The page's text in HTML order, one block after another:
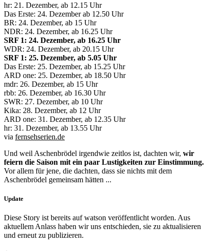
hr: 21. Dezember, ab 12.15 Uhr
Das Erste: 24. Dezember ab 12.50 Uhr
BR: 24. Dezember, ab 15 Uhr
NDR: 24. Dezember, ab 16.25 Uhr
SRF 1: 24. Dezember, ab 16.25 Uhr
WDR: 24. Dezember, ab 20.15 Uhr
SRF 1: 25. Dezember, ab 5.05 Uhr
Das Erste: 25. Dezember, ab 15.25 Uhr
ARD one: 25. Dezember, ab 18.50 Uhr
mdr: 26. Dezember, ab 15 Uhr
rbb: 26. Dezember, ab 16.30 Uhr
SWR: 27. Dezember, ab 10 Uhr
Kika: 28. Dezember, ab 12 Uhr
ARD one: 31. Dezember, ab 12.35 Uhr
hr: 31. Dezember, ab 13.55 Uhr
via fernsehserien.de
Und weil Aschenbrödel irgendwie zeitlos ist, dachten wir, wir
feiern die Saison mit ein paar Lustigkeiten zur Einstimmung.
Vor allem für jene, die dachten, dass sie nichts mit dem
Aschenbrödel gemeinsam hätten ...
Update
Diese Story ist bereits auf watson veröffentlicht worden. Aus
aktuellem Anlass haben wir uns entschieden, sie zu aktualisieren
und erneut zu publizieren.